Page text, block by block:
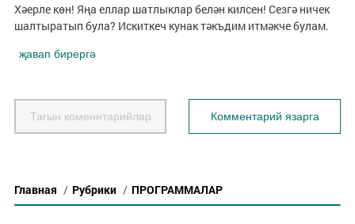
Хәерле көн! Яңа еллар шатлыклар белән килсен! Сезгә ничек
шалтыратып була? Искиткеч кунак тәкъдим итмәкче булам.
җавап бирергә
Тагын коменнтарийлар Комментарий язарга
Главная / Рубрики / ПРОГРАММАЛАР